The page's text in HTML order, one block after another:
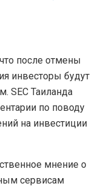
после отмены
инвесторы будут
SEC Таиланда
по поводу
на инвестиции
мнение о
сервисам